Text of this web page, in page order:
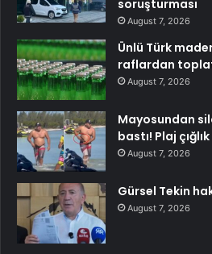
soruşturması
August 7, 2026
Ünlü Türk
raflardan
August 7, 2026
Mayosundan
bastı! Plaj
August 7, 2026
Gürsel Tekin
August 7, 2026